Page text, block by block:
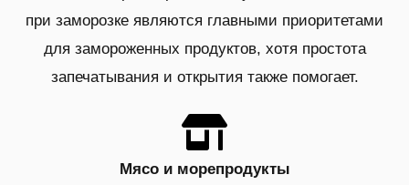
при заморозке являются главными приоритетами
для замороженных продуктов, хотя простота
запечатывания и открытия также помогает.
Мясо и морепродукты